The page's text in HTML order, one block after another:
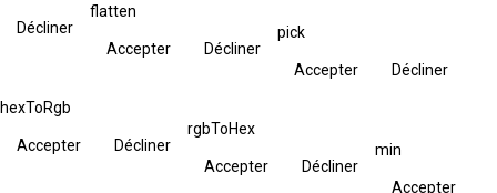
Décliner
flatten
Accepter Décliner
pick
Accepter Décliner
hexToRgb
Accepter Décliner
rgbToHex
Accepter Décliner
min
Accepter